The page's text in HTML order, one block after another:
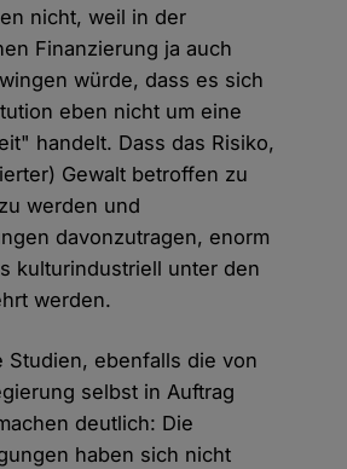
nicht, weil in der
Finanzierung ja auch
würde, dass es sich
eben nicht um eine
handelt. Dass das Risiko,
Gewalt betroffen zu
werden und
davonzutragen, enorm
kulturindustriell unter den
werden.
Studien, ebenfalls die von
selbst in Auftrag
deutlich: Die
haben sich nicht